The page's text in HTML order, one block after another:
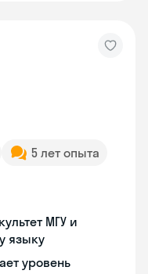
5 лет опыта
МГУ и
языку
уровень